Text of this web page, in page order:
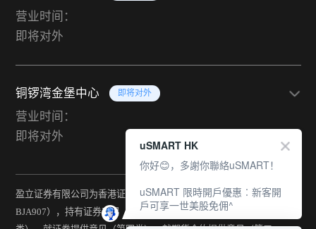
营业时间：
即将对外
铜锣湾金堡中心 即将对外
营业时间：
即将对外
盈立证券有限公司为香港证监会持牌法团（中央编号：
BJA907），持有证券交易（第一类）、期货合约交易（第二
uSMART HK
你好😊，多謝你聯絡uSMART！
uSMART 限時開戶優惠︰新客開
戶可享一世美股免佣^